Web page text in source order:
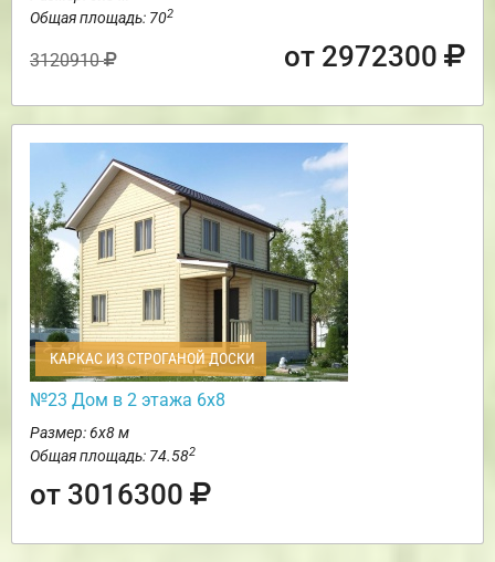
Общая площадь: 702
3120910 от 2972300
КАРКАС ИЗ СТРОГАНОЙ ДОСКИ
№23 Дом в 2 этажа 6х8
Размер: 6х8 м
Общая площадь: 74.582
от 3016300